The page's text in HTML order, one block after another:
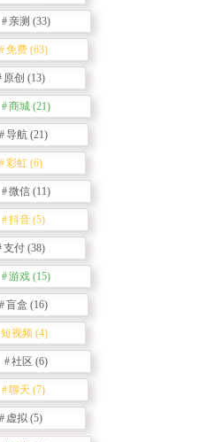
亲测 (33)
免费 (63)
原创 (13)
商城 (21)
导航 (21)
彩虹 (6)
微信 (11)
抖音 (5)
支付 (38)
游戏 (15)
盲盒 (16)
短视频 (4)
社区 (6)
聊天 (7)
虚拟 (5)